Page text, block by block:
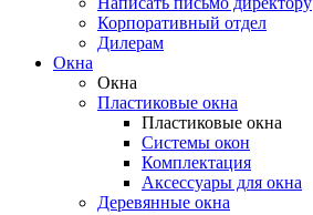
Корпоративный отдел
Дилерам
Окна
Окна
Пластиковые окна
Пластиковые окна
Системы окон
Комплектация
Аксессуары для окна
Деревянные окна